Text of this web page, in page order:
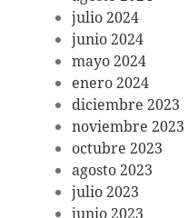
julio 2024
junio 2024
mayo 2024
enero 2024
diciembre 2023
noviembre 2023
octubre 2023
agosto 2023
julio 2023
junio 2023